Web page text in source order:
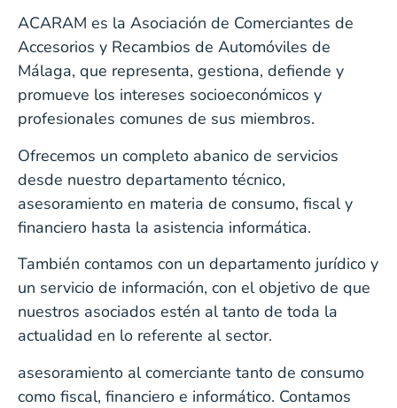
ACARAM es la Asociación de Comerciantes de
Accesorios y Recambios de Automóviles de
Málaga, que representa, gestiona, defiende y
promueve los intereses socioeconómicos y
profesionales comunes de sus miembros.
Ofrecemos un completo abanico de servicios
desde nuestro departamento técnico,
asesoramiento en materia de consumo, fiscal y
financiero hasta la asistencia informática.
También contamos con un departamento jurídico y
un servicio de información, con el objetivo de que
nuestros asociados estén al tanto de toda la
actualidad en lo referente al sector.
asesoramiento al comerciante tanto de consumo
como fiscal, financiero e informático. Contamos